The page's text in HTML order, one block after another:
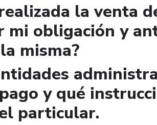
la venta
mi obligación y
misma?
y qué
particular.